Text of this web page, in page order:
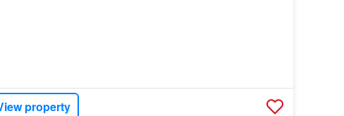
property